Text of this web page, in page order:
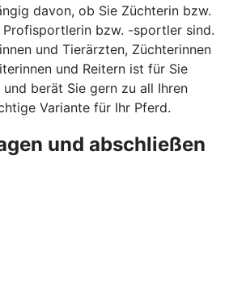
davon, ob Sie Züchterin bzw.
bzw. -sportler sind.
und Tierärzten, Züchterinnen
und Reitern ist für Sie
berät Sie gern zu all Ihren
Variante für Ihr Pferd.
und abschließen